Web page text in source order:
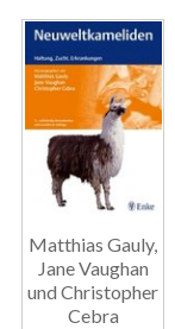
Matthias Gauly,
Jane Vaughan
und Christopher
Cebra